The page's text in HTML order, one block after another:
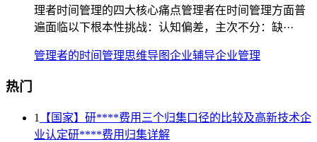
理者时间管理的四大核心痛点管理者在时间管理方面普
遍面临以下根本性挑战：认知偏差，主次不分：缺···
管理者的时间管理思维导图企业辅导企业管理
热门
1
【国家】研****费用三个归集口径的比较及高新技术企
业认定研****费用归集详解